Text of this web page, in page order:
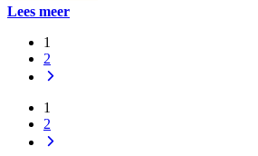
Lees meer
1
2
1
2